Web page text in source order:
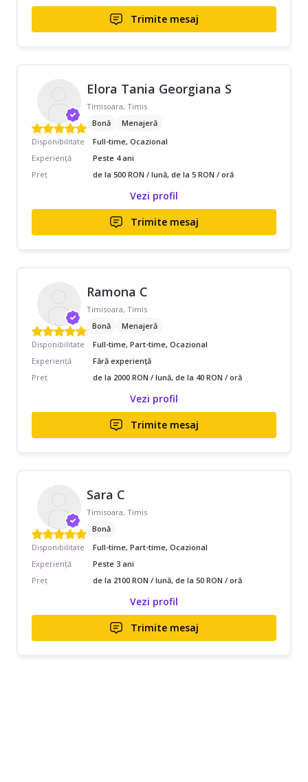
Trimite mesaj
Elora Tania Georgiana S
Timisoara, Timis
Bonă
Menajeră
Disponibilitate
Full-time, Ocazional
Experiență
Peste 4 ani
Preț
de la 500 RON / lună, de la 5 RON / oră
Vezi profil
Trimite mesaj
Ramona C
Timisoara, Timis
Bonă
Menajeră
Disponibilitate
Full-time, Part-time, Ocazional
Experiență
Fără experiență
Preț
de la 2000 RON / lună, de la 40 RON / oră
Vezi profil
Trimite mesaj
Sara C
Timisoara, Timis
Bonă
Disponibilitate
Full-time, Part-time, Ocazional
Experiență
Peste 3 ani
Preț
de la 2100 RON / lună, de la 50 RON / oră
Vezi profil
Trimite mesaj